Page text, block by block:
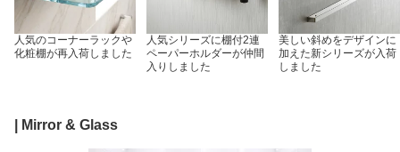
人気のコーナーラックや
化粧棚が再入荷しました
人気シリーズに棚付2連
ペーパーホルダーが仲間
入りしました
美しい斜めをデザインに
加えた新シリーズが入荷
しました
| Mirror & Glass